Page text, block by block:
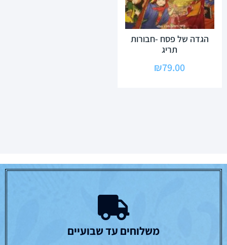
הגדה של פסח -חבורות
תריג
₪79.00
משלוחים עד שבועיים